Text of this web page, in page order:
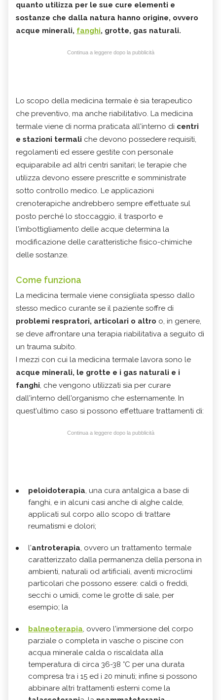
quanto utilizza per le sue cure elementi e
sostanze che dalla natura hanno origine, ovvero
acque minerali, fanghi, grotte, gas naturali.
Continua a leggere dopo la pubblicità
Lo scopo della medicina termale è sia terapeutico
che preventivo, ma anche riabilitativo. La medicina
termale viene di norma praticata all'interno di centri
e stazioni termali che devono possedere requisiti,
regolamenti ed essere gestite con personale
equiparabile ad altri centri sanitari; le terapie che
utilizza devono essere prescritte e somministrate
sotto controllo medico. Le applicazioni
crenoterapiche andrebbero sempre effettuate sul
posto perché lo stoccaggio, il trasporto e
l'imbottigliamento delle acque determina la
modificazione delle caratteristiche fisico-chimiche
delle sostanze.
Come funziona
La medicina termale viene consigliata spesso dallo
stesso medico curante se il paziente soffre di
problemi respratori, articolari o altro o, in genere,
se deve affrontare una terapia riabilitativa a seguito di
un trauma subito.
I mezzi con cui la medicina termale lavora sono le
acque minerali, le grotte e i gas naturali e i
fanghi, che vengono utilizzati sia per curare
dall'interno dell'organismo che esternamente. In
quest'ultimo caso si possono effettuare trattamenti di:
Continua a leggere dopo la pubblicità
peloidoterapia, una cura antalgica a base di
fanghi, e in alcuni casi anche di alghe calde,
applicati sul corpo allo scopo di trattare
reumatismi e dolori;
l'antroterapia, ovvero un trattamento termale
caratterizzato dalla permanenza della persona in
ambienti, naturali od artificiali, aventi microclimi
particolari che possono essere: caldi o freddi,
secchi o umidi, come le grotte di sale, per
esempio; la
balneoterapia, ovvero l'immersione del corpo
parziale o completa in vasche o piscine con
acqua minerale calda o riscaldata alla
temperatura di circa 36-38 °C per una durata
compresa tra i 15 ed i 20 minuti; infine si possono
abbinare altri trattamenti esterni come la